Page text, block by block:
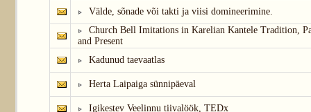
Välde, sõnade või takti ja viisi domineerimine.
Church Bell Imitations in Karelian Kantele Tradition,
and Present
Kadunud taevaatlas
Herta Laipaiga sünnipäeval
Igikestev Veelinnu tiivalöök, TEDx